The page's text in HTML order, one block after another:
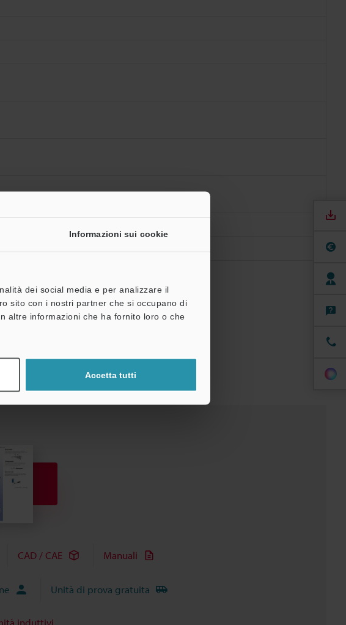
Informazioni sui cookie
dei social media e per analizzare il
sito con i nostri partner che si occupano di
altre informazioni che ha fornito loro o che
Accetta tutti
CAD / CAE Manuali
Unità di prova gratuita
induttivi